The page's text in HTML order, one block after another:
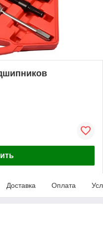
Доставка Оплата